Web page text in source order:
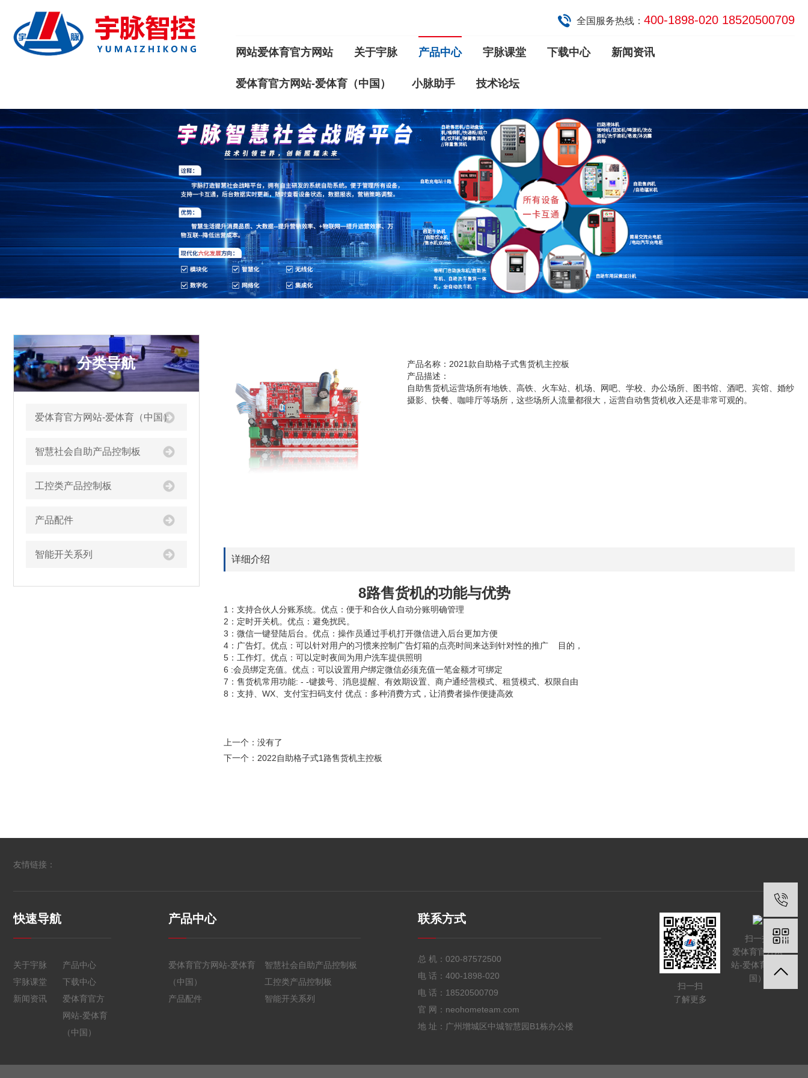
全国服务热线： 400-1898-020 18520500709
网站爱体育官方网站 关于宇脉 产品中心 宇脉课堂 下载中心 新闻资讯
爱体育官方网站-爱体育（中国） 小脉助手 技术论坛
分类导航
爱体育官方网站-爱体育（中国）
智慧社会自助产品控制板
工控类产品控制板
产品配件
智能开关系列
产品名称：2021款自助格子式售货机主控板
产品描述：
自助售货机运营场所有地铁、高铁、火车站、机场、网吧、学校、办公场所、图书馆、酒吧、宾馆、婚纱
摄影、快餐、咖啡厅等场所，这些场所人流量都很大，运营自动售货机收入还是非常可观的。
详细介绍
8路售货机的功能与优势
1：支持合伙人分账系统。优点：便于和合伙人自动分账明确管理
2：定时开关机。优点：避免扰民。
3：微信一键登陆后台。优点：操作员通过手机打开微信进入后台更加方便
4：广告灯。优点：可以针对用户的习惯来控制广告灯箱的点亮时间来达到针对性的推广 目的，
5：工作灯。优点：可以定时夜间为用户洗车提供照明
6 :会员绑定充值。优点：可以设置用户绑定微信必须充值一笔金额才可绑定
7：售货机常用功能: - -键拨号、消息提醒、有效期设置、商户通经营模式、租赁模式、权限自由
8：支持、WX、支付宝扫码支付 优点：多种消费方式，让消费者操作便捷高效
上一个：没有了
下一个： 2022自助格子式1路售货机主控板
友情链接：
快速导航
关于宇脉
产品中心
宇脉课堂
下载中心
新闻资讯
爱体育官方
网站-爱体育
（中国）
产品中心
爱体育官方网站-爱体育
（中国）
智慧社会自助产品控制板
工控类产品控制板
产品配件
智能开关系列
联系方式
总 机： 020-87572500
电 话： 400-1898-020
电 话： 18520500709
官 网：neohometeam.com
地 址：广州增城区中城智慧园B1栋办公楼
扫一扫
了解更多
扫一扫
爱体育官方网
站-爱体育（中
国）